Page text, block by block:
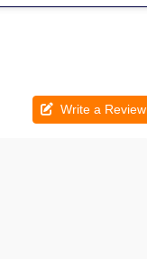
Write a Review